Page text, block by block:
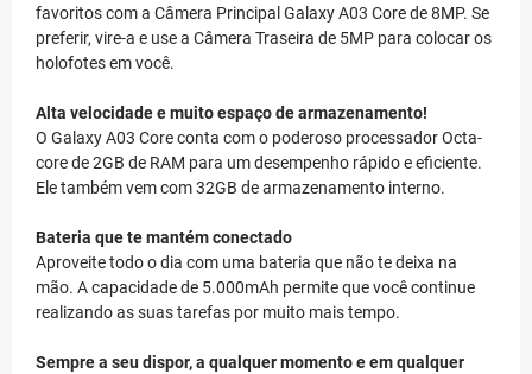
favoritos com a Câmera Principal Galaxy A03 Core de 8MP. Se
preferir, vire-a e use a Câmera Traseira de 5MP para colocar os
holofotes em você.
Alta velocidade e muito espaço de armazenamento!
O Galaxy A03 Core conta com o poderoso processador Octa-
core de 2GB de RAM para um desempenho rápido e eficiente.
Ele também vem com 32GB de armazenamento interno.
Bateria que te mantém conectado
Aproveite todo o dia com uma bateria que não te deixa na
mão. A capacidade de 5.000mAh permite que você continue
realizando as suas tarefas por muito mais tempo.
Sempre a seu dispor, a qualquer momento e em qualquer